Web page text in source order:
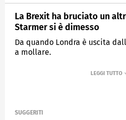
La Brexit ha bruciato un
Starmer si è dimesso
Da quando Londra è uscita
a mollare.
SUGGERITI